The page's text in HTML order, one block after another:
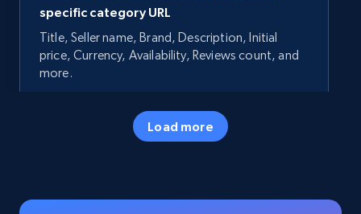
specific category URL
Title, Seller name, Brand, Description, Initial
price, Currency, Availability, Reviews count, and
more.
5.7K+ Comece grátis
Load more